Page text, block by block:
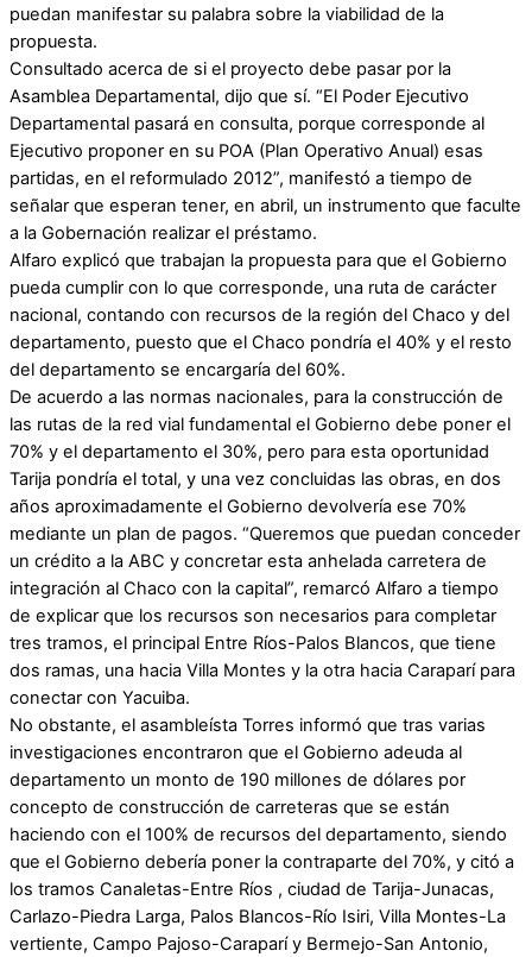
puedan manifestar su palabra sobre la viabilidad de la
propuesta.
Consultado acerca de si el proyecto debe pasar por la
Asamblea Departamental, dijo que sí. “El Poder Ejecutivo
Departamental pasará en consulta, porque corresponde al
Ejecutivo proponer en su POA (Plan Operativo Anual) esas
partidas, en el reformulado 2012”, manifestó a tiempo de
señalar que esperan tener, en abril, un instrumento que faculte
a la Gobernación realizar el préstamo.
Alfaro explicó que trabajan la propuesta para que el Gobierno
pueda cumplir con lo que corresponde, una ruta de carácter
nacional, contando con recursos de la región del Chaco y del
departamento, puesto que el Chaco pondría el 40% y el resto
del departamento se encargaría del 60%.
De acuerdo a las normas nacionales, para la construcción de
las rutas de la red vial fundamental el Gobierno debe poner el
70% y el departamento el 30%, pero para esta oportunidad
Tarija pondría el total, y una vez concluidas las obras, en dos
años aproximadamente el Gobierno devolvería ese 70%
mediante un plan de pagos. “Queremos que puedan conceder
un crédito a la ABC y concretar esta anhelada carretera de
integración al Chaco con la capital”, remarcó Alfaro a tiempo
de explicar que los recursos son necesarios para completar
tres tramos, el principal Entre Ríos-Palos Blancos, que tiene
dos ramas, una hacia Villa Montes y la otra hacia Caraparí para
conectar con Yacuiba.
No obstante, el asambleísta Torres informó que tras varias
investigaciones encontraron que el Gobierno adeuda al
departamento un monto de 190 millones de dólares por
concepto de construcción de carreteras que se están
haciendo con el 100% de recursos del departamento, siendo
que el Gobierno debería poner la contraparte del 70%, y citó a
los tramos Canaletas-Entre Ríos , ciudad de Tarija-Junacas,
Carlazo-Piedra Larga, Palos Blancos-Río Isiri, Villa Montes-La
vertiente, Campo Pajoso-Caraparí y Bermejo-San Antonio,